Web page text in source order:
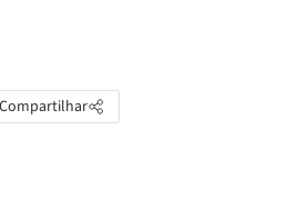
Compartilhar